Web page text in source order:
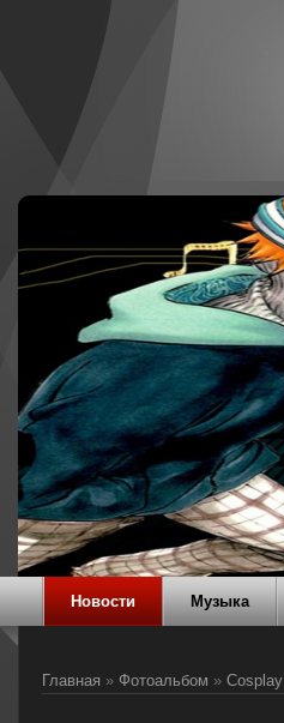
Новости Музыка
Главная » Фотоальбом » Cosplay